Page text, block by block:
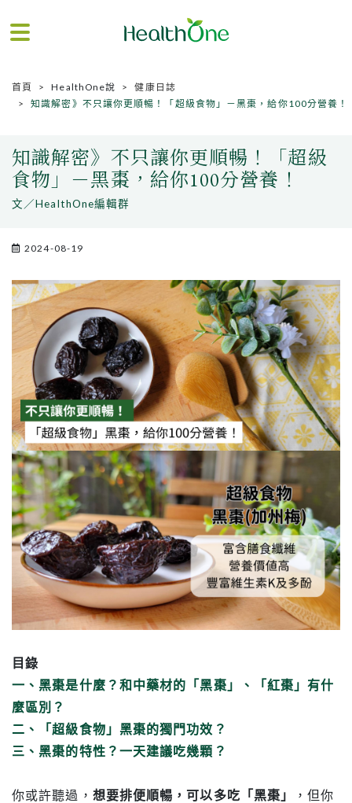
首頁 HealthOne說
健康日誌
知識解密》不只讓你更順暢！「超級食物」－黑棗，給你100分營養！
知識解密》不只讓你更順暢！「超級
食物」－黑棗，給你100分營養！
文／HealthOne編輯群
2024-08-19
目錄
一、黑棗是什麼？和中藥材的「黑棗」、「紅棗」有什
麼區別？
二、「超級食物」黑棗的獨門功效？
三、黑棗的特性？一天建議吃幾顆？
你或許聽過， 想要排便順暢，可以多吃「黑棗」
，但你